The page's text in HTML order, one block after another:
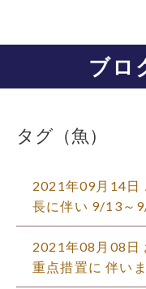
ブロ
タグ（魚）
2021年09月14日
長に伴い 9/13～
2021年08月08日
重点措置に 伴い